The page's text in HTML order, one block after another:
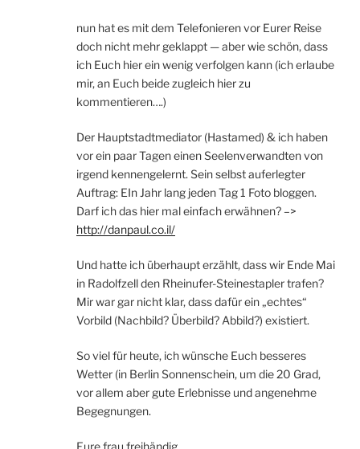
nun hat es mit dem Telefonieren vor Eurer Reise
doch nicht mehr geklappt — aber wie schön, dass
ich Euch hier ein wenig verfolgen kann (ich erlaube
mir, an Euch beide zugleich hier zu
kommentieren….)
Der Hauptstadtmediator (Hastamed) & ich haben
vor ein paar Tagen einen Seelenverwandten von
irgend kennengelernt. Sein selbst auferlegter
Auftrag: EIn Jahr lang jeden Tag 1 Foto bloggen.
Darf ich das hier mal einfach erwähnen? –>
http://danpaul.co.il/
Und hatte ich überhaupt erzählt, dass wir Ende Mai
in Radolfzell den Rheinufer-Steinestapler trafen?
Mir war gar nicht klar, dass dafür ein „echtes“
Vorbild (Nachbild? Überbild? Abbild?) existiert.
So viel für heute, ich wünsche Euch besseres
Wetter (in Berlin Sonnenschein, um die 20 Grad,
vor allem aber gute Erlebnisse und angenehme
Begegnungen.
Eure frau freihändig